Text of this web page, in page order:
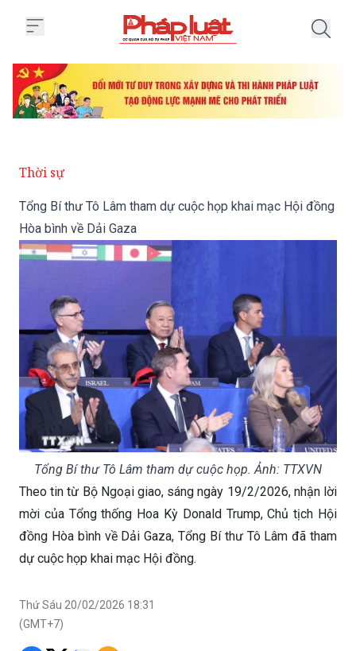
Thời sự
Tổng Bí thư Tô Lâm tham dự cuộc họp khai mạc Hội đồng
Hòa bình về Dải Gaza
Tổng Bí thư Tô Lâm tham dự cuộc họp. Ảnh: TTXVN
Theo tin từ Bộ Ngoại giao, sáng ngày 19/2/2026, nhận lời
mời của Tổng thống Hoa Kỳ Donald Trump, Chủ tịch Hội
đồng Hòa bình về Dải Gaza, Tổng Bí thư Tô Lâm đã tham
dự cuộc họp khai mạc Hội đồng.
Thứ Sáu 20/02/2026 18:31
(GMT+7)